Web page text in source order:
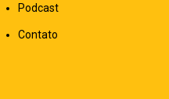
Podcast
Contato